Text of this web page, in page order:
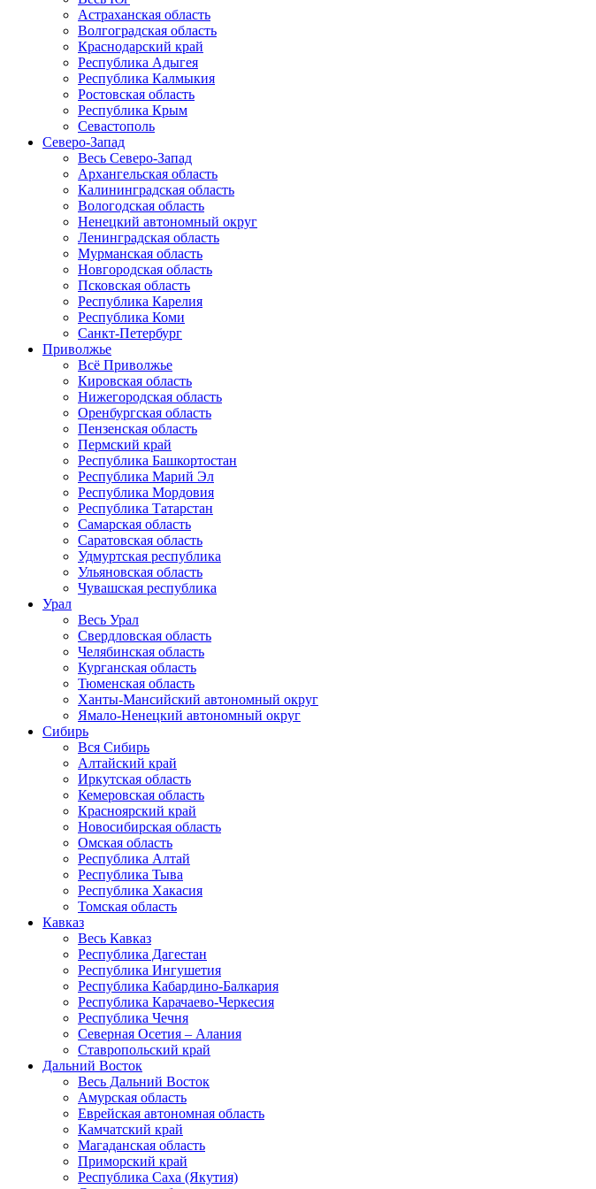
Астраханская область
Волгоградская область
Краснодарский край
Республика Адыгея
Республика Калмыкия
Ростовская область
Республика Крым
Севастополь
Северо-Запад
Весь Северо-Запад
Архангельская область
Калининградская область
Вологодская область
Ненецкий автономный округ
Ленинградская область
Мурманская область
Новгородская область
Псковская область
Республика Карелия
Республика Коми
Санкт-Петербург
Приволжье
Всё Приволжье
Кировская область
Нижегородская область
Оренбургская область
Пензенская область
Пермский край
Республика Башкортостан
Республика Марий Эл
Республика Мордовия
Республика Татарстан
Самарская область
Саратовская область
Удмуртская республика
Ульяновская область
Чувашская республика
Урал
Весь Урал
Свердловская область
Челябинская область
Курганская область
Тюменская область
Ханты-Мансийский автономный округ
Ямало-Ненецкий автономный округ
Сибирь
Вся Сибирь
Алтайский край
Иркутская область
Кемеровская область
Красноярский край
Новосибирская область
Омская область
Республика Алтай
Республика Тыва
Республика Хакасия
Томская область
Кавказ
Весь Кавказ
Республика Дагестан
Республика Ингушетия
Республика Кабардино-Балкария
Республика Карачаево-Черкесия
Республика Чечня
Северная Осетия – Алания
Ставропольский край
Дальний Восток
Весь Дальний Восток
Амурская область
Еврейская автономная область
Камчатский край
Магаданская область
Приморский край
Республика Саха (Якутия)